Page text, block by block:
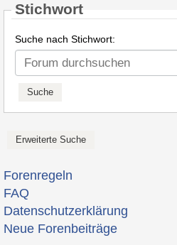
Stichwort
Suche nach Stichwort:
Forenregeln
FAQ
Datenschutzerklärung
Neue Forenbeiträge